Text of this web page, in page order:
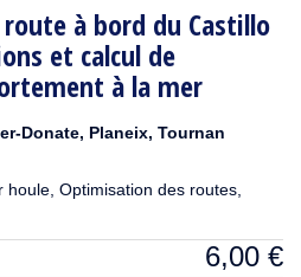
à bord du Castillo
et calcul de
à la mer
Donate, Planeix, Tournan
Optimisation des routes,
6,00 €